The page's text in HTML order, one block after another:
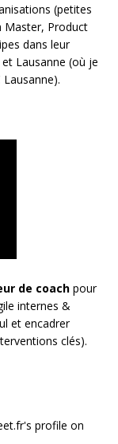
(petites
Master, Product
dans leur
et Lausanne (où je
de coach pour
internes &
et encadrer
clés).